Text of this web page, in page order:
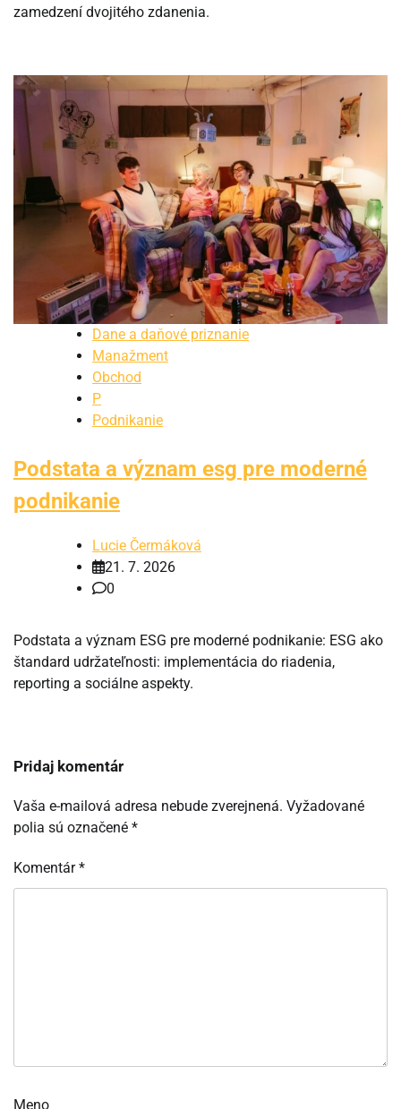
zamedzení dvojitého zdanenia.
Dane a daňové priznanie
Manažment
Obchod
P
Podnikanie
Podstata a význam esg pre moderné
podnikanie
Lucie Čermáková
21. 7. 2026
0
Podstata a význam ESG pre moderné podnikanie: ESG ako
štandard udržateľnosti: implementácia do riadenia,
reporting a sociálne aspekty.
Pridaj komentár
Vaša e-mailová adresa nebude zverejnená. Vyžadované
polia sú označené *
Komentár*
Meno